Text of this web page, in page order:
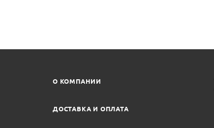
О КОМПАНИИ
ДОСТАВКА И ОПЛАТА